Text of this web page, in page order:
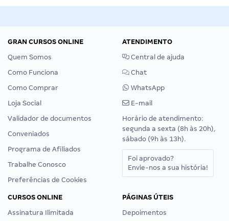
GRAN CURSOS ONLINE
Quem Somos
Como Funciona
Como Comprar
Loja Social
Validador de documentos
Conveniados
Programa de Afiliados
Trabalhe Conosco
Preferências de Cookies
ATENDIMENTO
Central de ajuda
Chat
WhatsApp
E-mail
Horário de atendimento:
segunda a sexta (8h às 20h),
sábado (9h às 13h).
Foi aprovado?
Envie-nos a sua história!
CURSOS ONLINE
Assinatura Ilimitada
PÁGINAS ÚTEIS
Depoimentos